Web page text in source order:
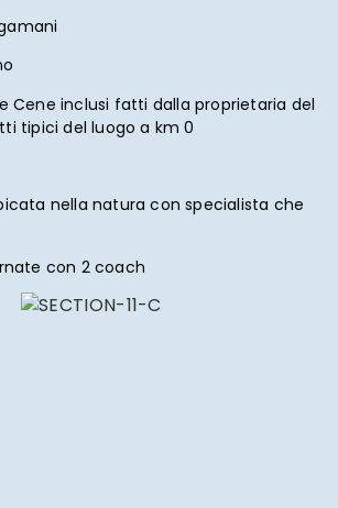
Cene inclusi fatti dalla proprietaria del
tipici del luogo a km 0
nella natura con specialista che
con 2 coach